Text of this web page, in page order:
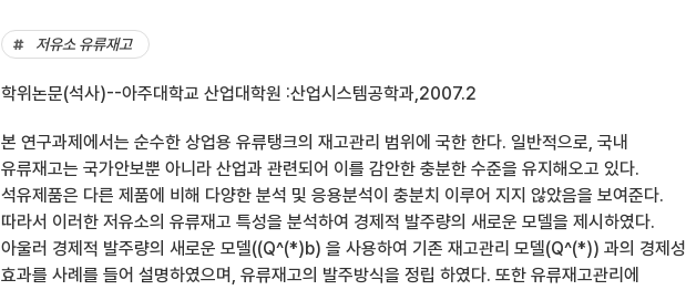
저유소 유류재고
학위논문(석사)--아주대학교 산업대학원 :산업시스템공학과,2007.2
본 연구과제에서는 순수한 상업용 유류탱크의 재고관리 범위에 국한 한다. 일반적으로, 국내
유류재고는 국가안보뿐 아니라 산업과 관련되어 이를 감안한 충분한 수준을 유지해오고 있다.
석유제품은 다른 제품에 비해 다양한 분석 및 응용분석이 충분치 이루어 지지 않았음을 보여준다.
따라서 이러한 저유소의 유류재고 특성을 분석하여 경제적 발주량의 새로운 모델을 제시하였다.
아울러 경제적 발주량의 새로운 모델((Q^(*)b) 을 사용하여 기존 재고관리 모델(Q^(*)) 과의 경제성
효과를 사례를 들어 설명하였으며, 유류재고의 발주방식을 정립 하였다. 또한 유류재고관리에